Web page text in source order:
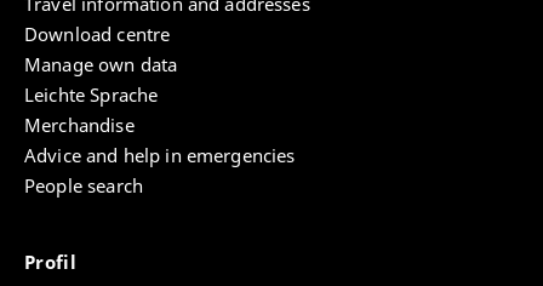
Download centre
Manage own data
Leichte Sprache
Merchandise
Advice and help in emergencies
People search
Profil